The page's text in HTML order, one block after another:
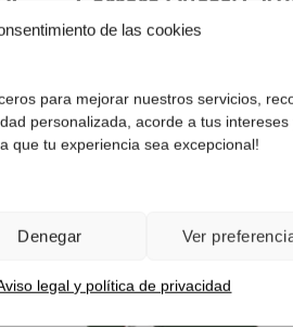
de las cookies
para mejorar nuestros servicios,
personalizada, acorde a tus intereses
que tu experiencia sea excepcional!
Denegar Ver
legal y política de privacidad
€.
055/S BLX 76UZ
original
era:
209.00
¡Comprar!